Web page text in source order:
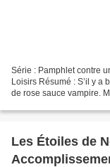
Série : Pamphlet contre
Loisirs Résumé : S’il y a
de rose sauce vampire.
Les Étoiles de